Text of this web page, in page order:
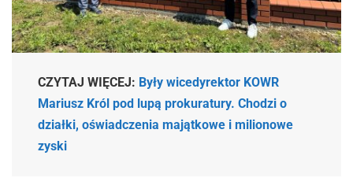
CZYTAJ WIĘCEJ: Były wicedyrektor KOWR
Mariusz Król pod lupą prokuratury. Chodzi o
działki, oświadczenia majątkowe i milionowe
zyski